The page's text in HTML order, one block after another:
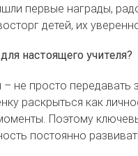
первые награды,
детей, их
настоящего учителя?
не просто передавать
раскрыться как
Поэтому
постоянно